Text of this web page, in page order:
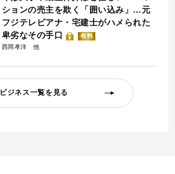
ションの売主を欺く「囲い込み」…元
フジテレビアナ・宅建士がハメられた
卑劣なその手口
有料
西岡孝洋
ビジネス一覧を見る